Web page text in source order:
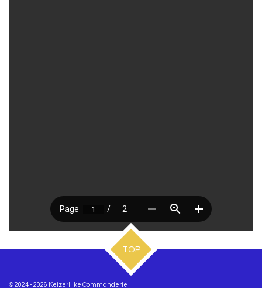
TOP
© 2024 - 2026 Keizerlijke Commanderie